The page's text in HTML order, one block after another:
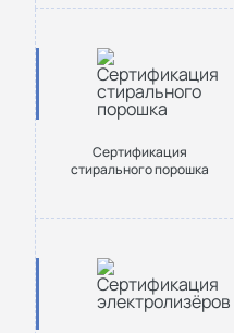
Сертификация
стирального порошка